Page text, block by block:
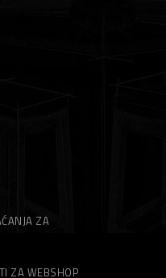
ZA
ZA WEBSHOP